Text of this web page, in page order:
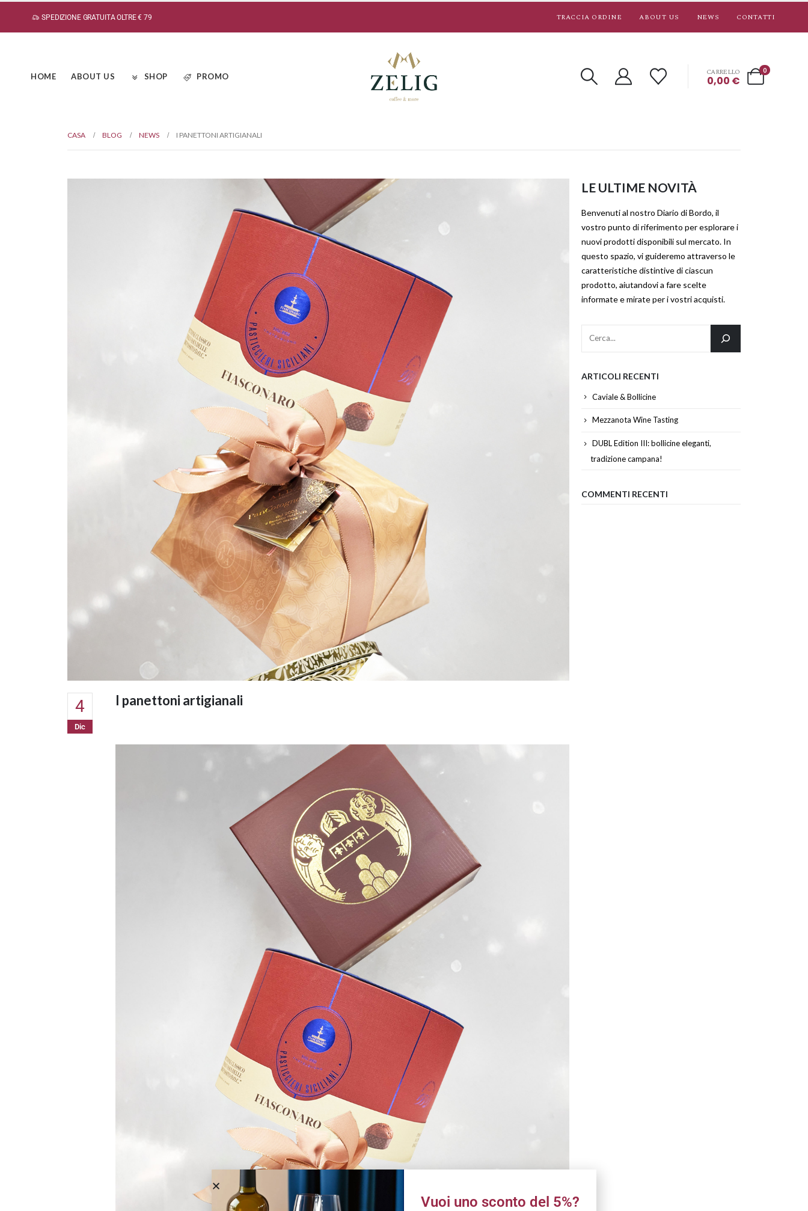
SPEDIZIONE GRATUITA OLTRE € 79 TRACCIA ORDINE ABOUT US NEWS CONTATTI
HOME ABOUT US SHOP PROMO
0
CARRELLO
0,00 €
CASA BLOG NEWS I PANETTONI ARTIGIANALI
4
Dic
I panettoni artigianali
LE ULTIME NOVITÀ
Benvenuti al nostro Diario di Bordo, il
vostro punto di riferimento per esplorare i
nuovi prodotti disponibili sul mercato. In
questo spazio, vi guideremo attraverso le
caratteristiche distintive di ciascun
prodotto, aiutandovi a fare scelte
informate e mirate per i vostri acquisti.
ARTICOLI RECENTI
Caviale & Bollicine
Mezzanota Wine Tasting
DUBL Edition III: bollicine eleganti,
tradizione campana!
COMMENTI RECENTI
Vuoi uno sconto del 5%?